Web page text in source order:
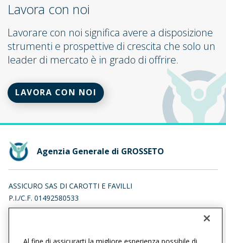
Lavora con noi
Lavorare con noi significa avere a disposizione
strumenti e prospettive di crescita che solo un
leader di mercato è in grado di offrire.
LAVORA CON NOI
Agenzia Generale di GROSSETO
ASSICURO SAS DI CAROTTI E FAVILLI
P.I./C.F. 01492580533
VIALE LEONARDO XIMENES 16, 58100 GROSSETO (GR)